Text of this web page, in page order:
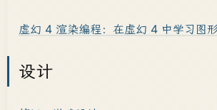
虚幻 4 渲染编程：在虚幻 4 中学习图
设计